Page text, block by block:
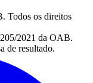
. Todos os direitos
2021 da OAB.
de resultado.